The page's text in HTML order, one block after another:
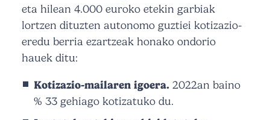
eta hilean 4.000 euroko etekin garbiak
lortzen dituzten autonomo guztiei kotizazio-
eredu berria ezartzeak honako ondorio
hauek ditu:
Kotizazio-mailaren igoera. 2022an baino
% 33 gehiago kotizatuko du.